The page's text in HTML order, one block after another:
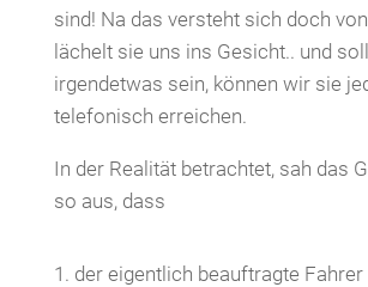
sind! Na das versteht sich doch
lächelt sie uns ins Gesicht.. und
irgendetwas sein, können wir sie
telefonisch erreichen.
In der Realität betrachtet, sah das
so aus, dass
der eigentlich beauftragte Fahrer